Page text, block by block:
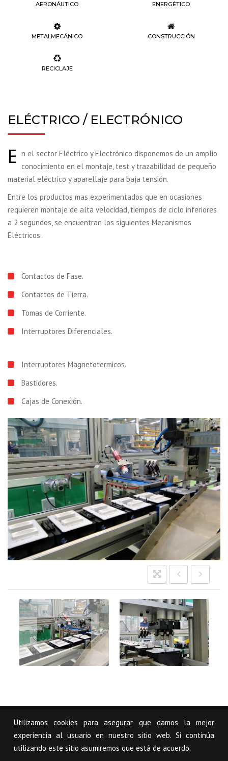
AERONÁUTICO ENERGÉTICO
METALMECÁNICO CONSTRUCCIÓN
RECICLAJE
ELÉCTRICO / ELECTRÓNICO
E n el sector Eléctrico y Electrónico disponemos de un amplio
conocimiento en el montaje, test y trazabilidad de pequeño
material eléctrico y aparellaje para baja tensión.
Entre los productos mas experimentados que en ocasiones
requieren montaje de alta velocidad, tiempos de ciclo inferiores
a 2 segundos, se encuentran los siguientes Mecanismos
Eléctricos.
Contactos de Fase.
Contactos de Tierra.
Tomas de Corriente.
Interruptores Diferenciales.
Interruptores Magnetotermicos.
Bastidores.
Cajas de Conexión.
© USCAL, S.L. Aviso Legal Mapa Web
Utilizamos cookies para asegurar que damos la mejor
experiencia al usuario en nuestro sitio web. Si continúa
utilizando este sitio asumiremos que está de acuerdo.